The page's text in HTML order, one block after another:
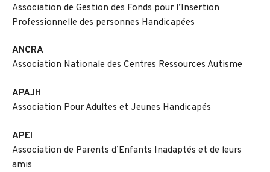
Association de Gestion des Fonds pour l’Insertion
Professionnelle des personnes Handicapées
ANCRA
Association Nationale des Centres Ressources Autisme
APAJH
Association Pour Adultes et Jeunes Handicapés
APEI
Association de Parents d’Enfants Inadaptés et de leurs
amis